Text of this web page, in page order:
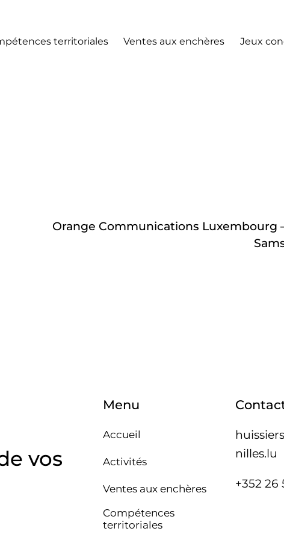
territoriales Ventes aux enchères Jeux
Orange Communications Luxembourg
vos
Menu
Accueil
Activités
Ventes aux enchères
Compétences
territoriales
nilles.lu
+352 26